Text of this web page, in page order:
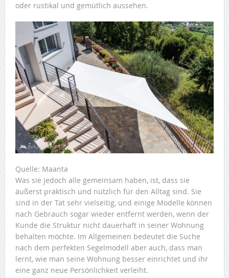
oder rustikal und gemütlich aussehen.
Quelle: Maanta
Was sie jedoch alle gemeinsam haben, ist, dass sie
äußerst praktisch und nützlich für den Alltag sind. Sie
sind in der Tat sehr vielseitig, und einige Modelle können
nach Gebrauch sogar wieder entfernt werden, wenn der
Kunde die Struktur nicht dauerhaft in seiner Wohnung
behalten möchte. Im Allgemeinen bedeutet die Suche
nach dem perfekten Segelmodell aber auch, dass man
lernt, wie man seine Wohnung besser einrichtet und ihr
eine ganz neue Persönlichkeit verleiht.